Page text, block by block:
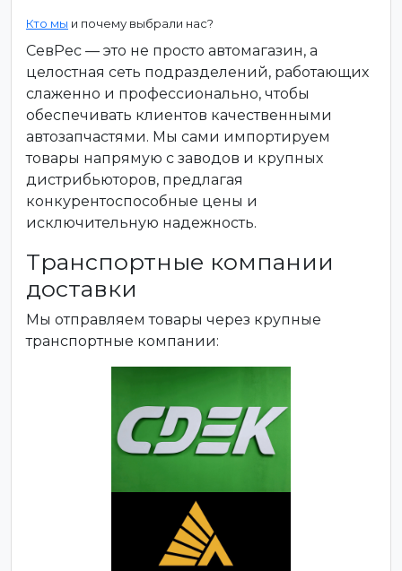
Кто мы и почему выбрали нас?
СевРес — это не просто автомагазин, а
целостная сеть подразделений, работающих
слаженно и профессионально, чтобы
обеспечивать клиентов качественными
автозапчастями. Мы сами импортируем
товары напрямую с заводов и крупных
дистрибьюторов, предлагая
конкурентоспособные цены и
исключительную надежность.
Транспортные компании
доставки
Мы отправляем товары через крупные
транспортные компании: